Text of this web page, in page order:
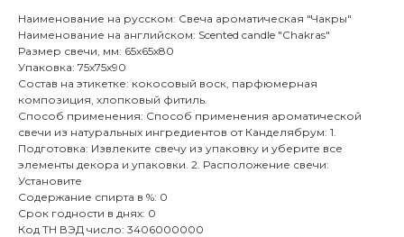
Наименование на русском: Свеча ароматическая "Чакры"
Наименование на английском: Scented candle "Chakras"
Размер свечи, мм: 65х65х80
Упаковка: 75х75х90
Состав на этикетке: кокосовый воск, парфюмерная
композиция, хлопковый фитиль.
Способ применения: Способ применения ароматической
свечи из натуральных ингредиентов от Канделябрум: 1.
Подготовка: Извлеките свечу из упаковку и уберите все
элементы декора и упаковки. 2. Расположение свечи:
Установите
Содержание спирта в %: 0
Срок годности в днях: 0
Код ТН ВЭД число: 3406000000